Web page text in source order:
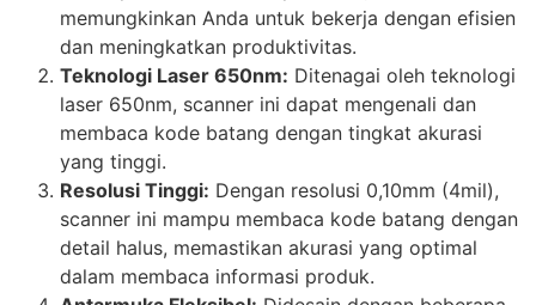
memungkinkan Anda untuk bekerja dengan efisien
dan meningkatkan produktivitas.
Teknologi Laser 650nm: Ditenagai oleh teknologi
laser 650nm, scanner ini dapat mengenali dan
membaca kode batang dengan tingkat akurasi
yang tinggi.
Resolusi Tinggi: Dengan resolusi 0,10mm (4mil),
scanner ini mampu membaca kode batang dengan
detail halus, memastikan akurasi yang optimal
dalam membaca informasi produk.